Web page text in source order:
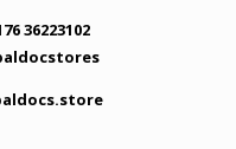
36223102